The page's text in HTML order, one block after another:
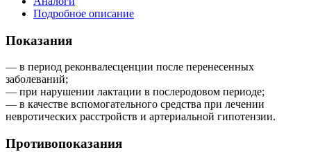
Подробное описание
Показания
— в период реконвалесценции после перенесенных
заболеваний;
— при нарушении лактации в послеродовом периоде;
— в качестве вспомогательного средства при лечении
невротических расстройств и артериальной гипотензии.
Противопоказания